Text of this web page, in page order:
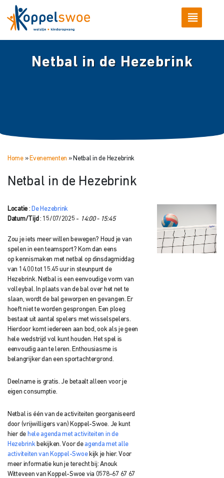
Netbal in de Hezebrink
Home» Evenementen » Netbal in de Hezebrink
Netbal in de Hezebrink
Locatie : De Hezebrink
Datum/Tijd : 15/07/2025 - 14:00 - 15:45
Zou je iets meer willen bewegen? Houd je van
spelen in een teamsport? Kom dan eens
op kennismaken met netbal op dinsdagmiddag
van 14.00 tot 15.45 uur in steunpunt de
Hezebrink. Netbal is een eenvoudige vorm van
volleybal. I n plaats van de bal over het net te
slaan, wordt de bal geworpen en gevangen. Er
hoeftniet te worden gesprongen. Een ploeg
bestaat uit aantal spelers met wisselspelers.
Hierdoor komt iedereen aan bod, ook als je geen
hele wedstrijd vol kunt houden. Het spel is
eenvoudig aan te leren. Enthousiasme is
belangrijker dan een sportachtergrond.
Deelname is gratis. Je betaalt alleen voor je
eigen consumptie.
Netbal is één van de activiteiten georganiseerd
door (vrijwilligers van) Koppel-Swoe. Je kunt
hier de hele agenda met activiteiten in de
Hezebrink bekijken. Voor de agenda met alle
activiteiten van Koppel-Swoekijk je hier.Voor
meer informatie kun je terecht bij: Anouk
Witteveenvan Koppel-Swoe via 0578-67 67 67